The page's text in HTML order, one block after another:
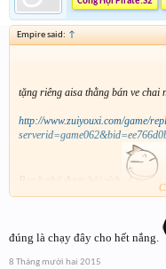
Empire said: ↑
tặng riêng aisa thằng bán ve chai
http://www.zuiyouxi.com/game/
xích .Rồi main sẽ trốn về đâu
đúng là chạy đây cho hết nắng.
8 Tháng mười hai 2015